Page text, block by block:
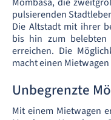
pulsierenden
Die Altstadt mit ihrer
bis hin zum
erreichen. Die
macht einen
Unbegrenzte
Mit einem Mietwagen